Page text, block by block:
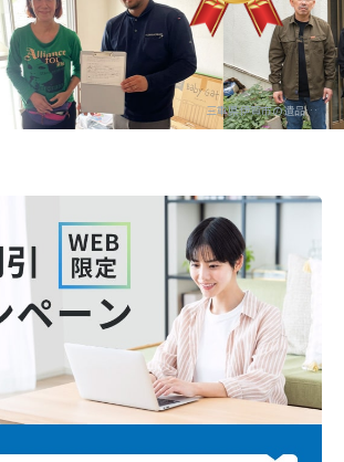
三重県伊賀市の遺品整理・生前整理の専門業者